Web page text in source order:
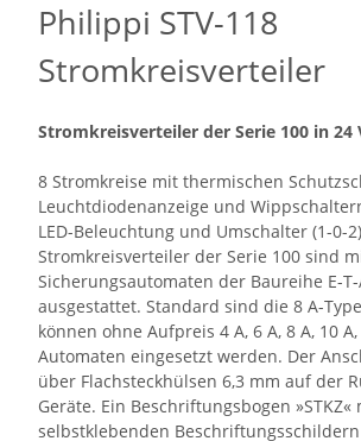
Philippi STV-118
Stromkreisverteiler
Stromkreisverteiler der Serie 100 in 24
8 Stromkreise mit thermischen
Leuchtdiodenanzeige und
LED-Beleuchtung und Umschalter (1-0-
Stromkreisverteiler der Serie 100 sind
Sicherungsautomaten der Baureihe E-T-
ausgestattet. Standard sind die 8 A-
können ohne Aufpreis 4 A, 6 A, 8 A, 10
Automaten eingesetzt werden. Der
über Flachsteckhülsen 6,3 mm auf der
Geräte. Ein Beschriftungsbogen »STKZ«
selbstklebenden